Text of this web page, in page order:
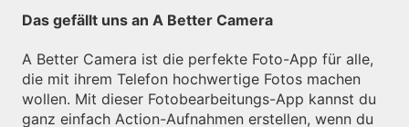
Das gefällt uns an A Better Camera
A Better Camera ist die perfekte Foto-App für alle,
die mit ihrem Telefon hochwertige Fotos machen
wollen. Mit dieser Fotobearbeitungs-App kannst du
ganz einfach Action-Aufnahmen erstellen, wenn du